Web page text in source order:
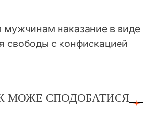
мужчинам наказание в виде
свободы с конфискацией
МОЖЕ СПОДОБАТИСЯ